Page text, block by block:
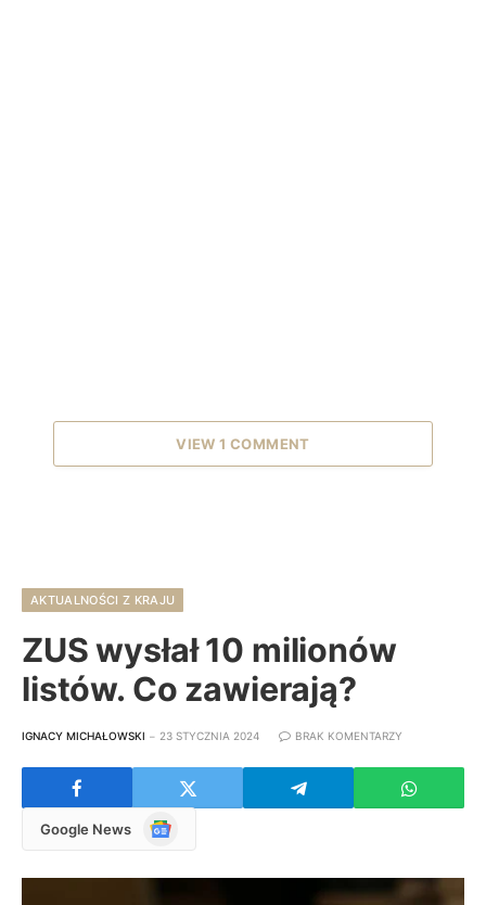
VIEW 1 COMMENT
AKTUALNOŚCI Z KRAJU
ZUS wysłał 10 milionów
listów. Co zawierają?
IGNACY MICHAŁOWSKI 23 STYCZNIA 2024 BRAK KOMENTARZY
Google News
Google